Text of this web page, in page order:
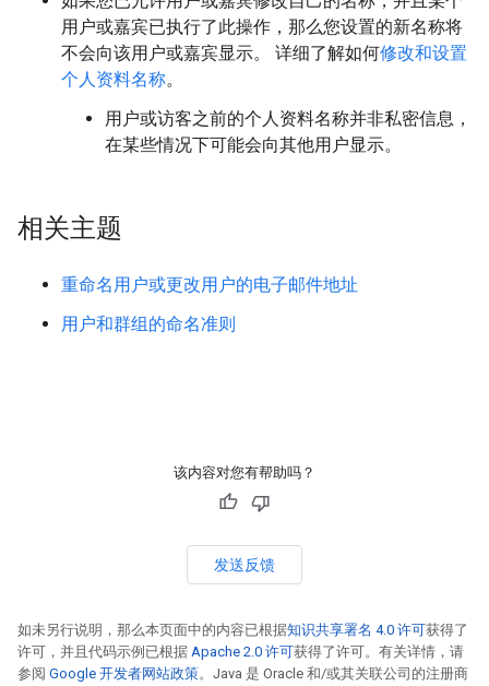
用户或嘉宾已执行了此操作，那么您设置的新名称将
不会向该用户或嘉宾显示。 详细了解如何修改和设置
个人资料名称。
用户或访客之前的个人资料名称并非私密信息，
在某些情况下可能会向其他用户显示。
相关主题
重命名用户或更改用户的电子邮件地址
用户和群组的命名准则
该内容对您有帮助吗？
发送反馈
如未另行说明，那么本页面中的内容已根据知识共享署名 4.0 许可获得了
许可，并且代码示例已根据 Apache 2.0 许可获得了许可。有关详情，请
参阅 Google 开发者网站政策。Java 是 Oracle 和/或其关联公司的注册商